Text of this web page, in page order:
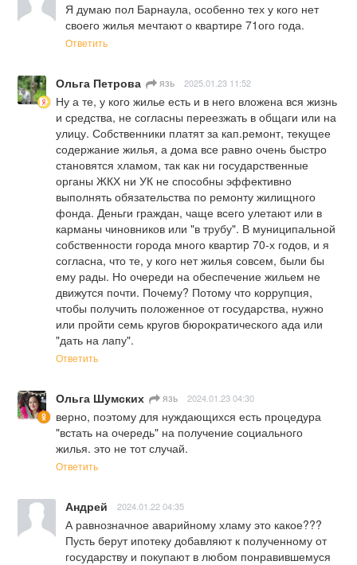
Я думаю пол Барнаула, особенно тех у кого нет
своего жилья мечтают о квартире 71ого года.
Ответить
Ольга Петрова язь 2025.01.23 11:52
Ну а те, у кого жилье есть и в него вложена вся жизнь
и средства, не согласны переезжать в общаги или на
улицу. Собственники платят за кап.ремонт, текущее
содержание жилья, а дома все равно очень быстро
становятся хламом, так как ни государственные
органы ЖКХ ни УК не способны эффективно
выполнять обязательства по ремонту жилищного
фонда. Деньги граждан, чаще всего улетают или в
карманы чиновников или "в трубу". В муниципальной
собственности города много квартир 70-х годов, и я
согласна, что те, у кого нет жилья совсем, были бы
ему рады. Но очереди на обеспечение жильем не
движутся почти. Почему? Потому что коррупция,
чтобы получить положенное от государства, нужно
или пройти семь кругов бюрократического ада или
"дать на лапу".
Ответить
Ольга Шумских язь 2024.01.23 04:30
верно, поэтому для нуждающихся есть процедура
"встать на очередь" на получение социального
жилья. это не тот случай.
Ответить
Андрей 2024.01.22 04:35
А равнозначное аварийному хламу это какое???
Пусть берут ипотеку добавляют к полученному от
государству и покупают в любом понравившемуся